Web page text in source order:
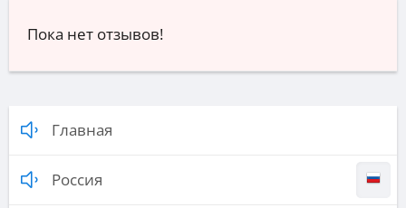
Пока нет отзывов!
Главная
Россия